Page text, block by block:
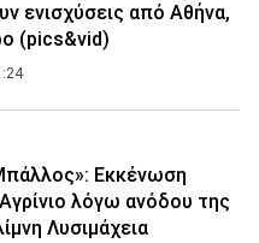
ενισχύσεις από Αθήνα,
(pics&vid)
Εκκένωση
λόγω ανόδου της
Λυσιμάχεια